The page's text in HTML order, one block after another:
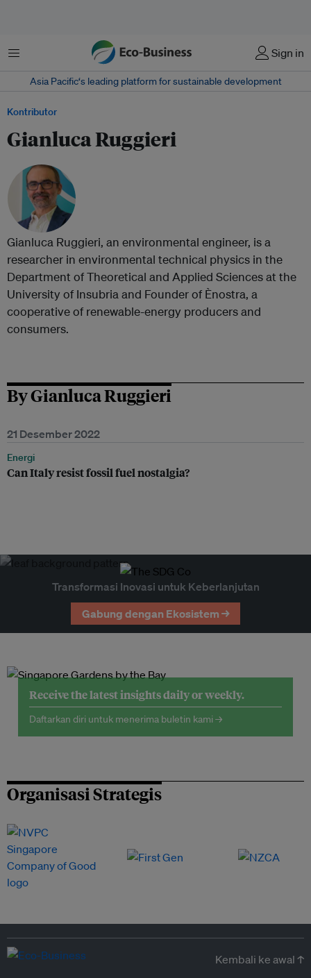
Menu Sign in
Asia Pacific‘s leading platform for sustainable development
Kontributor
Gianluca Ruggieri
Gianluca Ruggieri, an environmental engineer, is a
researcher in environmental technical physics in the
Department of Theoretical and Applied Sciences at the
University of Insubria and Founder of Ènostra, a
cooperative of renewable-energy producers and
consumers.
By Gianluca Ruggieri
21 Desember 2022
Energi
Can Italy resist fossil fuel nostalgia?
Transformasi Inovasi untuk Keberlanjutan
Gabung dengan Ekosistem →
Receive the latest insights daily or weekly.
Daftarkan diri untuk menerima buletin kami →
Organisasi Strategis
Kembali ke awal ↑